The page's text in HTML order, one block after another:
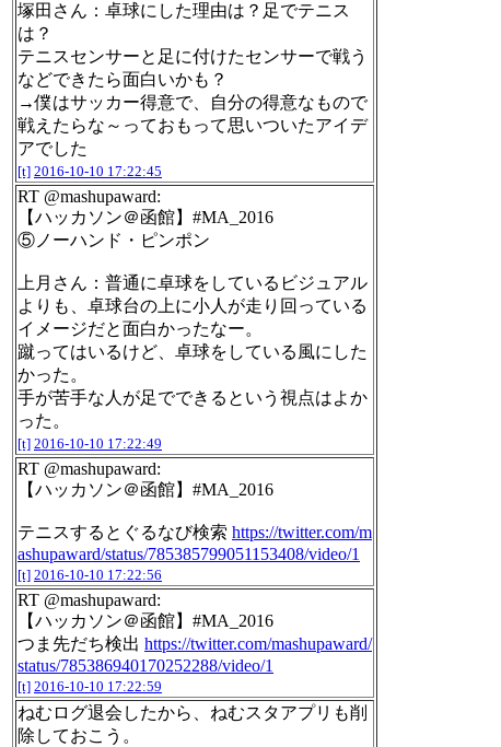
塚田さん：卓球にした理由は？足でテニス
は？
テニスセンサーと足に付けたセンサーで戦う
などできたら面白いかも？
→僕はサッカー得意で、自分の得意なもので
戦えたらな～っておもって思いついたアイデ
アでした
[t] 2016-10-10 17:22:45
RT @mashupaward:
【ハッカソン＠函館】#MA_2016
⑤ノーハンド・ピンポン
上月さん：普通に卓球をしているビジュアル
よりも、卓球台の上に小人が走り回っている
イメージだと面白かったなー。
蹴ってはいるけど、卓球をしている風にした
かった。
手が苦手な人が足でできるという視点はよか
った。
[t] 2016-10-10 17:22:49
RT @mashupaward:
【ハッカソン＠函館】#MA_2016
テニスするとぐるなび検索 https://twitter.com/m
ashupaward/status/785385799051153408/video/1
[t] 2016-10-10 17:22:56
RT @mashupaward:
【ハッカソン＠函館】#MA_2016
つま先だち検出 https://twitter.com/mashupaward/
status/785386940170252288/video/1
[t] 2016-10-10 17:22:59
ねむログ退会したから、ねむスタアプリも削
除しておこう。